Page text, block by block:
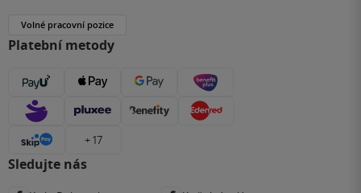
Volné pracovní pozice
Platební metody
+ 17
Sledujte nás